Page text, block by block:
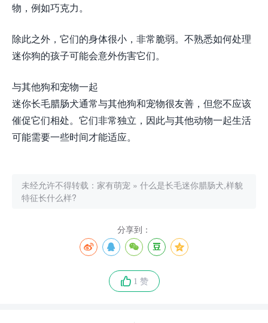
物，例如巧克力。
除此之外，它们的身体很小，非常脆弱。不熟悉如何处理
迷你狗的孩子可能会意外伤害它们。
与其他狗和宠物一起
迷你长毛腊肠犬通常与其他狗和宠物很友善，但您不应该
催促它们相处。它们非常独立，因此与其他动物一起生活
可能需要一些时间才能适应。
未经允许不得转载： 家有萌宠 » 什么是长毛迷你腊肠犬,样貌
特征长什么样?
分享到：
1 赞